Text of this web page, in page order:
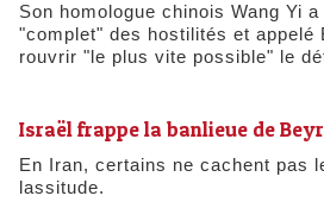
Son homologue chinois Wang Yi
"complet" des hostilités et appelé
rouvrir "le plus vite possible" le
Israël frappe la banlieue de
En Iran, certains ne cachent pas leur fatigue et leur
lassitude.